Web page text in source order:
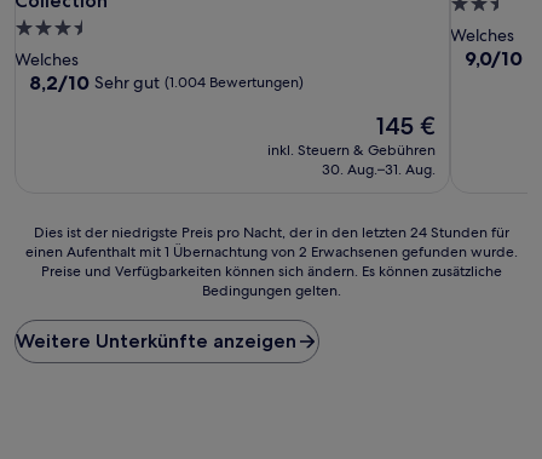
3.5-
Sterne-
Unterkunft
Welches
8.2
8,2/10 Sehr gut (1.004 Bewertungen)
Der
Preis
beträgt
145 €
inkl. Steuern & Gebühren
30. Aug.–31. Aug.
Sterne-
Welches
9.0
9,0/10
Dies
ist
Preis
pro
Nacht,
Dies ist der niedrigste Preis pro Nacht, der in den letzten 24 Stunden für
einen Aufenthalt mit 1 Übernachtung von 2 Erwachsenen gefunden wurde.
Preise und Verfügbarkeiten können sich ändern. Es können zusätzliche
Bedingungen gelten.
Weitere Unterkünfte anzeigen